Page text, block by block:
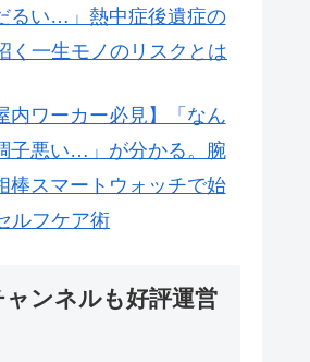
るい…」熱中症後遺症の
く一生モノのリスクとは
内ワーカー必見】「なん
子悪い…」が分かる。腕
棒スマートウォッチで始
ルフケア術
ンネルも好評運営